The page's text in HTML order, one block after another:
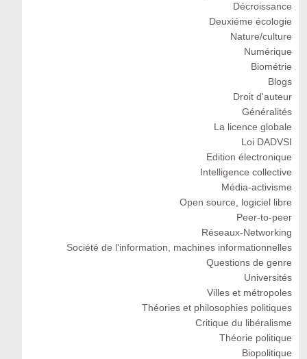
Décroissance
Deuxiéme écologie
Nature/culture
Numérique
Biométrie
Blogs
Droit d'auteur
Généralités
La licence globale
Loi DADVSI
Edition électronique
Intelligence collective
Média-activisme
Open source, logiciel libre
Peer-to-peer
Réseaux-Networking
Société de l'information, machines informationnelles
Questions de genre
Universités
Villes et métropoles
Théories et philosophies politiques
Critique du libéralisme
Théorie politique
Biopolitique